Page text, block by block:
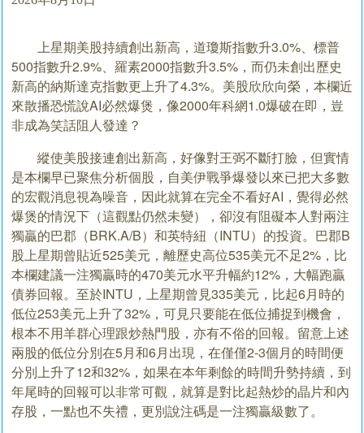
上星期美股持續創出新高，道瓊斯指數升3.0%、標普
500指數升2.9%、羅素2000指數升3.5%，而仍未創出歷史
新高的納斯達克指數更上升了4.3%。美股欣欣向榮，本欄近
來散播恐慌說AI必然爆煲，像2000年科網1.0爆破在即，豈
非成為笑話阻人發達？
縱使美股接連創出新高，好像對王弼不斷打臉，但實情
是本欄早已聚焦分析個股，自美伊戰爭爆發以來已把大多數
的宏觀消息視為噪音，因此就算在完全不看好AI，覺得必然
爆煲的情況下（這觀點仍然未變），卻沒有阻礙本人對兩注
獨贏的巴郡（BRK.A/B）和英特紐（INTU）的投資。巴郡B
股上星期曾貼近525美元，離歷史高位535美元不足2%，比
本欄建議一注獨贏時的470美元水平升幅約12%，大幅跑贏
債券回報。至於INTU，上星期曾見335美元，比起6月時的
低位253美元上升了32%，可見只要能在低位捕捉到機會，
根本不用羊群心理跟炒熱門股，亦有不俗的回報。留意上述
兩股的低位分別在5月和6月出現，在僅僅2-3個月的時間便
分別上升了12和32%，如果在本年剩餘的時間升勢持續，到
年尾時的回報可以非常可觀，就算是對比起熱炒的晶片和內
存股，一點也不失禮，更別說注碼是一注獨贏級數了。